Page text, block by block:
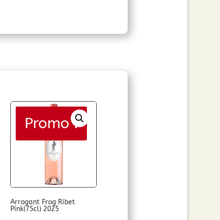
Promo !
Arrogant Frog Ribet
Pink(75cl) 2025